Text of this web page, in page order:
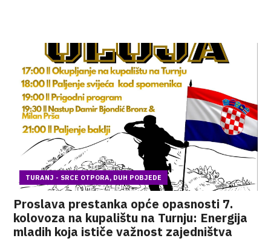
TURANJ - SRCE OTPORA, DUH POBJEDE
Proslava prestanka opće opasnosti 7.
kolovoza na kupalištu na Turnju: Energija
mladih koja ističe važnost zajedništva